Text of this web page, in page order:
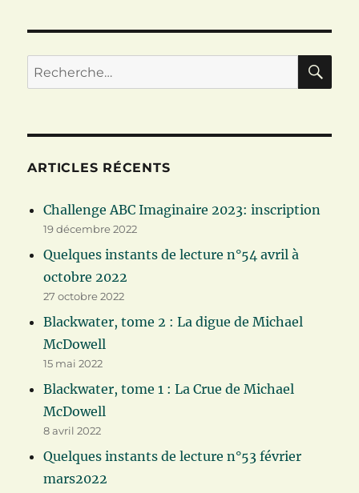
Recherche
pour :
ARTICLES RÉCENTS
Challenge ABC Imaginaire 2023: inscription
19 décembre 2022
Quelques instants de lecture n°54 avril à
octobre 2022
27 octobre 2022
Blackwater, tome 2 : La digue de Michael
McDowell
15 mai 2022
Blackwater, tome 1 : La Crue de Michael
McDowell
8 avril 2022
Quelques instants de lecture n°53 février
mars2022